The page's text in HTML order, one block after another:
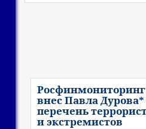
Росфинмониторинг
внес Павла
перечень
и экстремистов